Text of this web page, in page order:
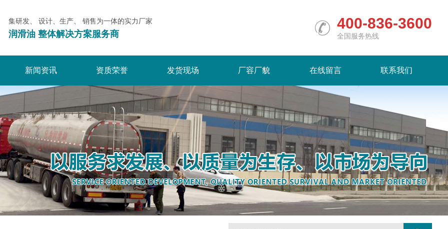
集研发、 设计、生产、 销售为一体的实力厂家
润滑油 整体解决方案服务商
400-836-3600
全国服务热线
新闻资讯 资质荣誉 发货现场 厂容厂貌 在线留言 联系我们